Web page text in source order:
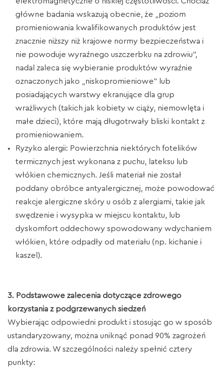
główne badania wskazują obecnie, że „poziom
promieniowania kwalifikowanych produktów jest
znacznie niższy niż krajowe normy bezpieczeństwa i
nie powoduje wyraźnego uszczerbku na zdrowiu”,
nadal zaleca się wybieranie produktów wyraźnie
oznaczonych jako „niskopromieniowe” lub
posiadających warstwy ekranujące dla grup
wrażliwych (takich jak kobiety w ciąży, niemowlęta i
małe dzieci), które mają długotrwały bliski kontakt z
promieniowaniem.
Ryzyko alergii: Powierzchnia niektórych fotelików
termicznych jest wykonana z puchu, lateksu lub
włókien chemicznych. Jeśli materiał nie został
poddany obróbce antyalergicznej, może powodować
reakcje alergiczne skóry u osób z alergiami, takie jak
swędzenie i wysypka w miejscu kontaktu, lub
dyskomfort oddechowy spowodowany wdychaniem
włókien, które odpadły od materiału (np. kichanie i
kaszel).
3. Podstawowe zalecenia dotyczące zdrowego
korzystania z podgrzewanych siedzeń
Wybierając odpowiedni produkt i stosując go w sposób
ustandaryzowany, można uniknąć ponad 90% zagrożeń
dla zdrowia. W szczególności należy spełnić cztery
punkty: